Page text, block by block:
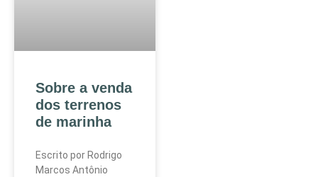
Sobre a venda
dos terrenos
de marinha
Escrito por Rodrigo
Marcos Antônio